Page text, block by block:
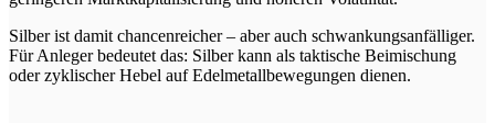
Silber ist damit chancenreicher – aber auch schwankungsanfälliger.
Für Anleger bedeutet das: Silber kann als taktische Beimischung
oder zyklischer Hebel auf Edelmetallbewegungen dienen.